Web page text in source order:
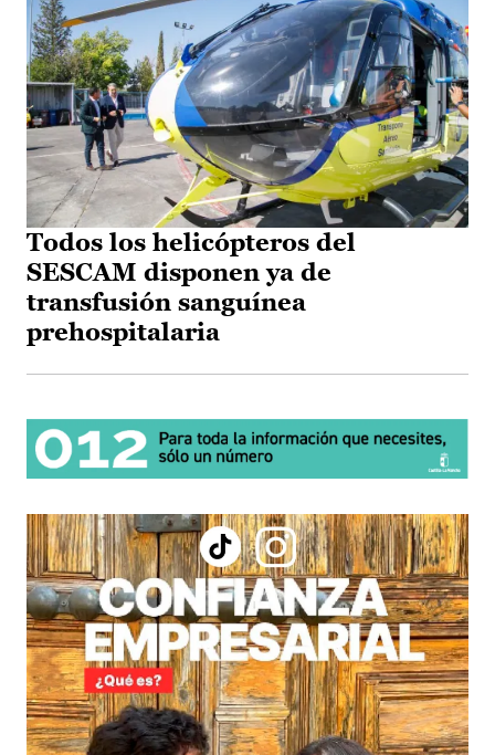
Todos los helicópteros del
SESCAM disponen ya de
transfusión sanguínea
prehospitalaria